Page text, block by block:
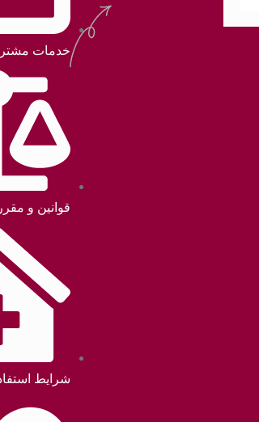
خدمات
قوانین و
شرایط